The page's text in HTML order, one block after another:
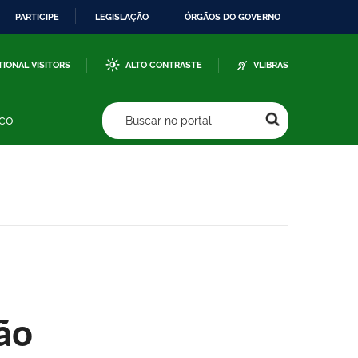
PARTICIPE LEGISLAÇÃO ÓRGÃOS DO GOVERNO
VISITORS ALTO CONTRASTE VLIBRAS
Buscar no portal